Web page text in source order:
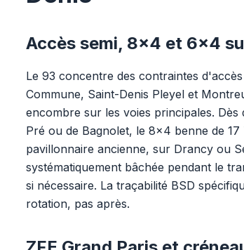
Accès semi, 8x4 et 6x4
Le 93 concentre des contraintes
Commune, Saint-Denis Pleyel et
encombre sur les voies principales.
Pré ou de Bagnolet, le 8x4 benne de
pavillonnaire ancienne, sur Drancy ou
systématiquement bâchée pendant le
si nécessaire. La traçabilité BSD
rotation, pas après.